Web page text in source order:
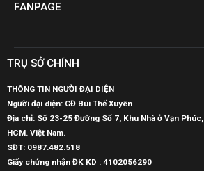
FANPAGE
TRỤ SỞ CHÍNH
THÔNG TIN NGƯỜI ĐẠI DIỆN
Người đại diện: GĐ Bùi Thế Xuyên
Địa chỉ: Số 23-25 Đường Số 7, Khu Nhà ở Vạn Phúc,
HCM. Việt Nam.
SĐT: 0987.482.518
Giấy chứng nhận ĐK KD : 4102056290